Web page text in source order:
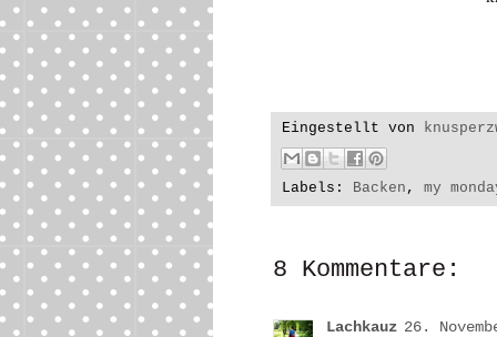
Eingestellt von
Labels: Backen , my
8 Kommentare:
Lachkauz 26.